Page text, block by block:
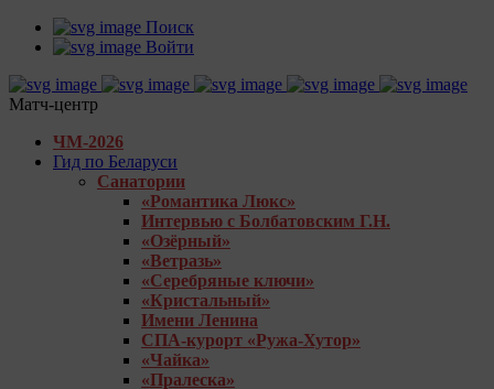
Поиск
Войти
Матч-центр
ЧМ-2026
Гид по Беларуси
Санатории
«Романтика Люкс»
Интервью с Болбатовским Г.Н.
«Озёрный»
«Ветразь»
«Серебряные ключи»
«Кристальный»
Имени Ленина
СПА-курорт «Ружа-Хутор»
«Чайка»
«Пралеска»